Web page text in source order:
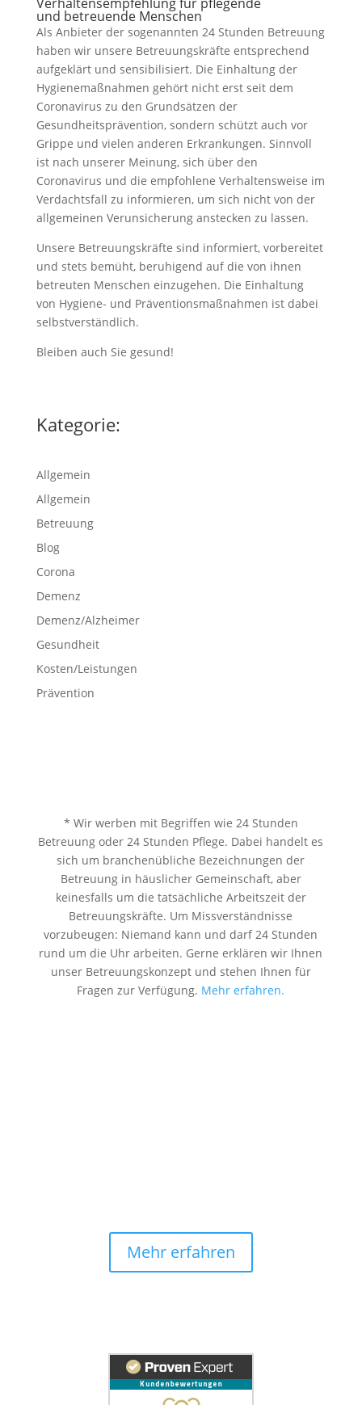
und betreuende Menschen
Als Anbieter der sogenannten 24 Stunden Betreuung
haben wir unsere Betreuungskräfte entsprechend
aufgeklärt und sensibilisiert. Die Einhaltung der
Hygienemaßnahmen gehört nicht erst seit dem
Coronavirus zu den Grundsätzen der
Gesundheitsprävention, sondern schützt auch vor
Grippe und vielen anderen Erkrankungen. Sinnvoll
ist nach unserer Meinung, sich über den
Coronavirus und die empfohlene Verhaltensweise im
Verdachtsfall zu informieren, um sich nicht von der
allgemeinen Verunsicherung anstecken zu lassen.
Unsere Betreuungskräfte sind informiert, vorbereitet
und stets bemüht, beruhigend auf die von ihnen
betreuten Menschen einzugehen. Die Einhaltung
von Hygiene- und Präventionsmaßnahmen ist dabei
selbstverständlich.
Bleiben auch Sie gesund!
Kategorie:
Allgemein
Allgemein
Betreuung
Blog
Corona
Demenz
Demenz/Alzheimer
Gesundheit
Kosten/Leistungen
Prävention
* Wir werben mit Begriffen wie 24 Stunden
Betreuung oder 24 Stunden Pflege. Dabei handelt es
sich um branchenübliche Bezeichnungen der
Betreuung in häuslicher Gemeinschaft, aber
keinesfalls um die tatsächliche Arbeitszeit der
Betreuungskräfte. Um Missverständnisse
vorzubeugen: Niemand kann und darf 24 Stunden
rund um die Uhr arbeiten. Gerne erklären wir Ihnen
unser Betreuungskonzept und stehen Ihnen für
Fragen zur Verfügung. Mehr erfahren.
Mehr erfahren